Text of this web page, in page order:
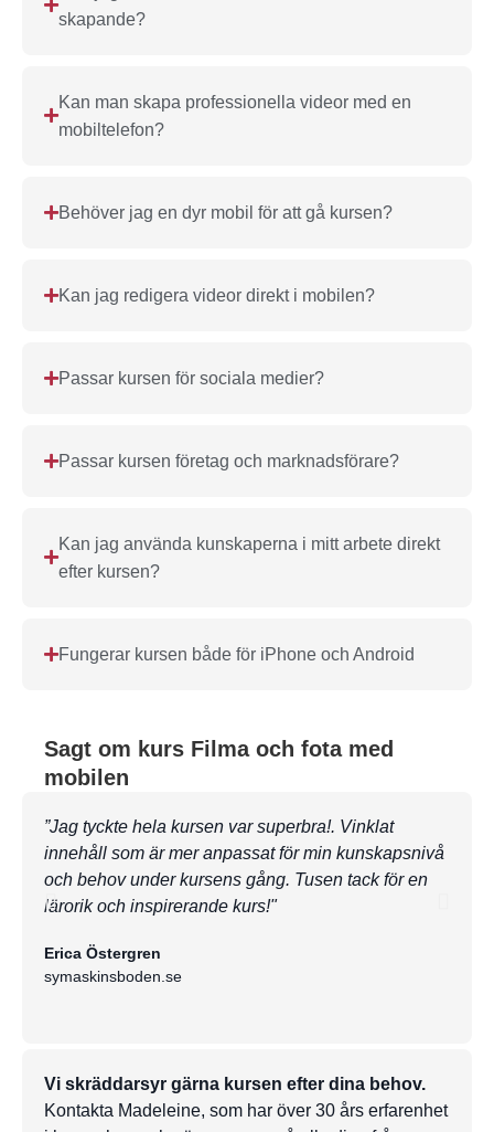
Sagt om kurs Filma och fota med
mobilen
”Jag tyckte hela kursen var superbra!. Vinklat
innehåll som är mer anpassat för min kunskapsnivå
och behov under kursens gång. Tusen tack för en
lärorik och inspirerande kurs!"
Erica Östergren
symaskinsboden.se
Vi skräddarsyr gärna kursen efter dina behov.
Kontakta Madeleine, som har över 30 års erfarenhet
skapande?
Kan man skapa professionella videor med en
mobiltelefon?
Behöver jag en dyr mobil för att gå kursen?
Kan jag redigera videor direkt i mobilen?
Passar kursen för sociala medier?
Passar kursen företag och marknadsförare?
Kan jag använda kunskaperna i mitt arbete direkt
efter kursen?
Fungerar kursen både för iPhone och Android